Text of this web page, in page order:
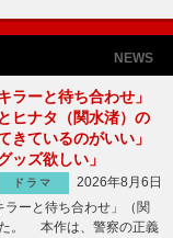
NEWS
ラーと待ち合わせ」
ヒナタ（関水渚）の
きているのがいい」
ッズ欲しい」
ドラマ
2026年8月6日
ーと待ち合わせ」（関
た。 本作は、警察の正義